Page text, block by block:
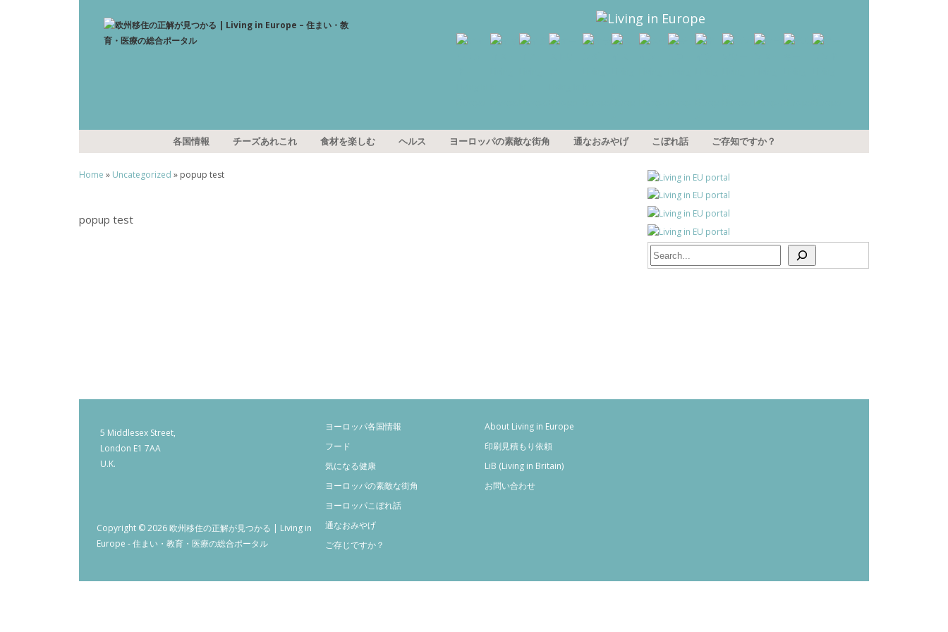
各国情報 チーズあれこれ 食材を楽しむ ヘルス ヨーロッパの素敵な街角 通なおみやげ こぼれ話 ご存知ですか？
Home » Uncategorized » popup test
popup test
Search
5 Middlesex Street,
London E1 7AA
U.K.
Copyright © 2026 欧州移住の正解が見つかる | Living in
Europe - 住まい・教育・医療の総合ポータル
ヨーロッパ各国情報
フード
気になる健康
ヨーロッパの素敵な街角
ヨーロッパこぼれ話
通なおみやげ
ご存じですか？
About Living in Europe
印刷見積もり依頼
LiB (Living in Britain)
お問い合わせ